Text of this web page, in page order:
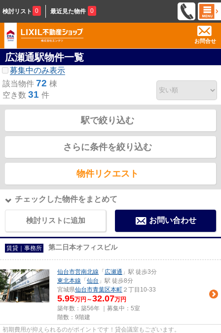
検討リスト 0 最近見た物件 0
お問合せ
広瀬通駅物件一覧
募集中のみ表示
該当物件 72 棟
空き数 31 件
駅で絞り込む
さらに条件を絞り込む
物件リクエスト
チェックした物件をまとめて
検討リストに追加 お問い合わせ
賃貸｜事務所 第二日本オフィスビル
仙台市営南北線 「 広瀬通 」駅 徒歩3分
東北本線 「 仙台 」駅 徒歩8分
宮城県仙台市青葉区本町 ２丁目10-33
5.95万円～32.07万円
築年数：築56年 ｜募集中： 5室
階数：9階建
初期費用が抑えられるのがポイントです！貸会議室もございます。